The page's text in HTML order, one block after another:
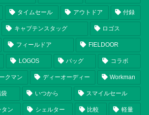
タイムセール アウトドア 付録
キャプテンスタッグ ロゴス
フィールドア FIELDOOR
LOGOS バッグ コラボ
クマン ディーオーディー Workman
袋 いつから スマイルセール
タン シェルター 比較 軽量